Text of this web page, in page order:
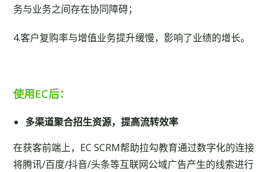
务与业务之间存在协同障碍；
4.客户复购率与增值业务提升缓慢，影响了业绩的增长。
使用EC后：
多渠道聚合招生资源，提高流转效率
在获客前端上，EC SCRM帮助拉勾教育通过数字化的连接
将腾讯/百度/抖音/头条等互联网公域广告产生的线索进行